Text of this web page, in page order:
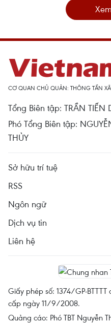
CƠ QUAN CHỦ QUẢN: THÔNG TẤN
Tổng Biên tập: TRẦN TIẾN
Phó Tổng Biên tập:
THỦY
Sở hữu trí tuệ
RSS
Ngôn ngữ
Dịch vụ tin
Liên hệ
Giấy phép số: 1374/GP-
cấp ngày 11/9/2008.
Quảng cáo: Phó TBT Nguyễn